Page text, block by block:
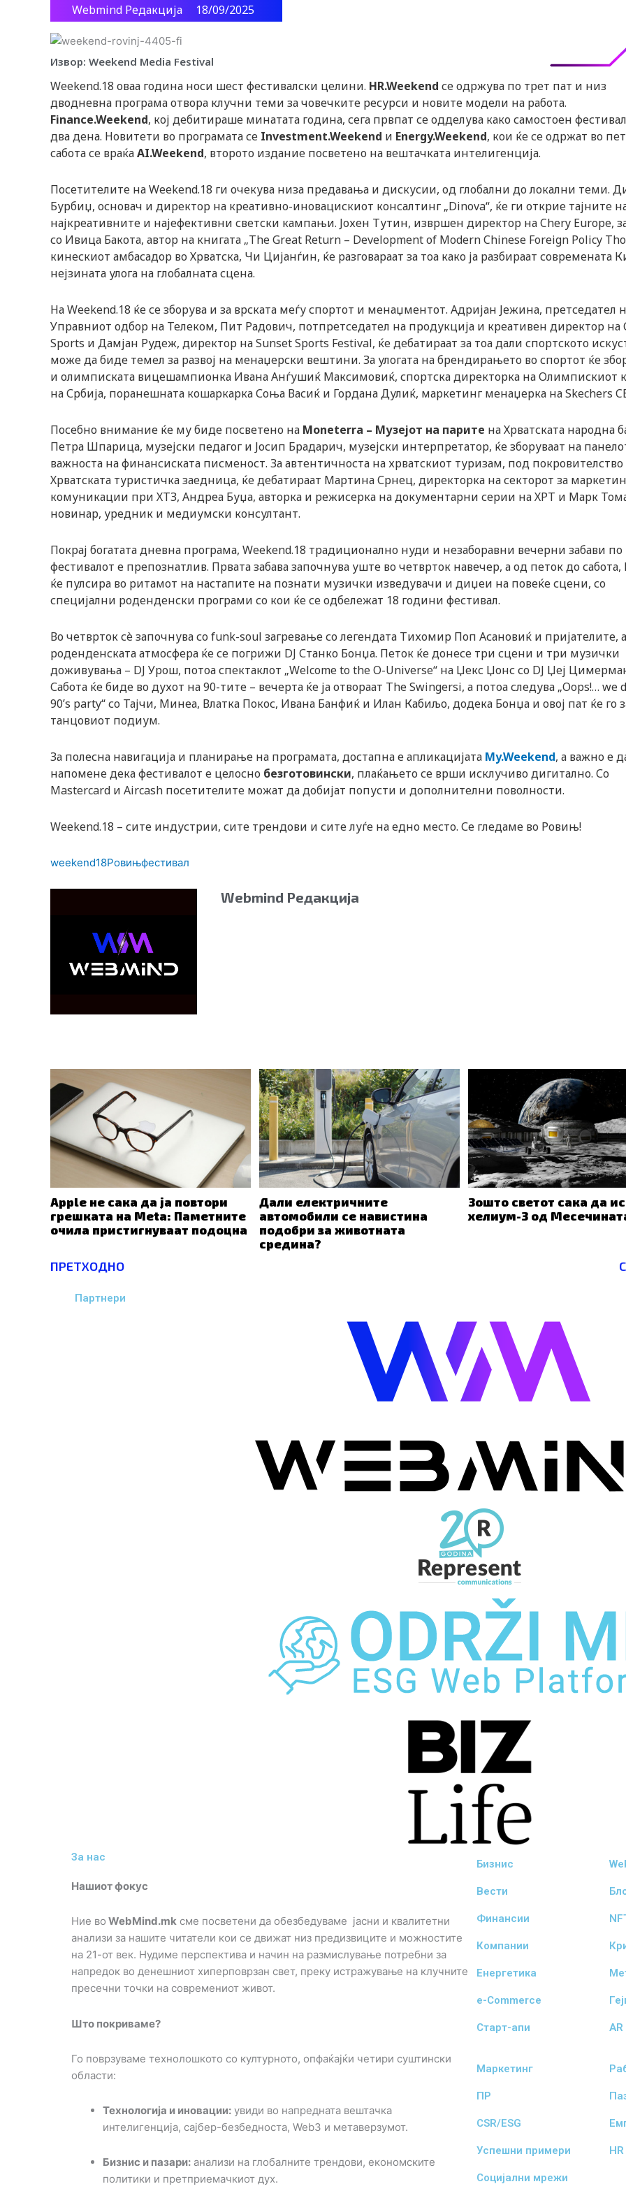
Webmind Редакција 18/09/2025
Извор: Weekend Media Festival
Weekend.18 оваа година носи шест фестивалски целини. HR.Weekend се одржува по трет пат и низ
дводневна програма отвора клучни теми за човечките ресурси и новите модели на работа.
Finance.Weekend, кој дебитираше минатата година, сега првпат се одделува како самостоен
два дена. Новитети во програмата се Investment.Weekend и Energy.Weekend, кои ќе се одржат во
сабота се враќаAI.Weekend, второто издание посветено на вештачката интелигенција.
Посетителите на Weekend.18 ги очекува низа предавања и дискусии, од глобални до локални теми.
Бурбиџ, основач и директор на креативно-иновацискиот консалтинг „Dinova“, ќе ги открие тајните
најкреативните и најефективни светски кампањи. Јохен Тутин, извршен директор на Chery Europe,
со Ивица Бакота, автор на книгата „The Great Return – Development of Modern Chinese Foreign Policy
кинескиот амбасадор во Хрватска, Чи Цијанѓин, ќе разговараат за тоа како ја разбираат современата
нејзината улога на глобалната сцена.
На Weekend.18 ќе се зборува и за врската меѓу спортот и менаџментот. Адријан Јежина, претседател
Управниот одбор на Телеком, Пит Радович, потпретседател на продукција и креативен директор на
Sports и Дамјан Рудеж, директор на Sunset Sports Festival, ќе дебатираат за тоа дали спортското
може да биде темел за развој на менаџерски вештини. За улогата на брендирањето во спортот ќе
и олимписката вицешампионка Ивана Анѓушиќ Максимовиќ, спортска директорка на Олимпискиот
на Србија, поранешната кошаркарка Соња Васиќ и Гордана Дулиќ, маркетинг менаџерка на Skechers
Посебно внимание ќе му биде посветено на Moneterra – Музејот на парите на Хрватската народна
Петра Шпарица, музејски педагог и Јосип Брадарич, музејски интерпретатор, ќе зборуваат на
важноста на финансиската писменост. За автентичноста на хрватскиот туризам, под покровителство
Хрватската туристичка заедница, ќе дебатираат Мартина Срнец, директорка на секторот за
комуникации при ХТЗ, Андреа Буџа, авторка и режисерка на документарни серии на ХРТ и Марк
новинар, уредник и медиумски консултант.
Покрај богатата дневна програма, Weekend.18 традиционално нуди и незаборавни вечерни забави по
фестивалот е препознатлив. Првата забава започнува уште во четврток навечер, а од петок до
ќе пулсира во ритамот на настапите на познати музички изведувачи и диџеи на повеќе сцени, со
специјални роденденски програми со кои ќе се одбележат 18 години фестивал.
Во четврток сè започнува со funk-soul загревање со легендата Тихомир Поп Асановиќ и пријателите,
роденденската атмосфера ќе се погрижи DJ Станко Бонџа. Петок ќе донесе три сцени и три музички
доживувања – DJ Урош, потоа спектаклот „Welcome to the O-Universe“ на Џекс Џонс со DJ Џеј
Сабота ќе биде во духот на 90-тите – вечерта ќе ја отвораат The Swingersi, а потоа следува „Oops!… we
90’s party“ со Тајчи, Минеа, Влатка Покос, Ивана Банфиќ и Илан Кабиљо, додека Бонџа и овој пат ќе го
танцовиот подиум.
За полесна навигација и планирање на програмата, достапна е апликацијата My.Weekend, а важно е
напомене дека фестивалот е целосно безготовински, плаќањето се врши исклучиво дигитално. Со
Mastercard и Aircash посетителите можат да добијат попусти и дополнителни поволности.
Weekend.18 – сите индустрии, сите трендови и сите луѓе на едно место. Се гледаме во Ровињ!
weekend18Ровињфестивал
Webmind Редакција
Apple не сака да ја повтори
грешката на Meta: Паметните
очила пристигнуваат подоцна
Дали електричните
автомобили се навистина
подобри за животната
средина?
Зошто светот сака да
хелиум-3 од
Prev
ПРЕТХОДНО
Партнери
За нас
Нашиот фокус
Ние во WebMind.mk сме посветени да обезбедуваме јасни и квалитетни
анализи за нашите читатели кои се движат низ предизвиците и можностите
на 21-от век. Нудиме перспектива и начин на размислување потребни за
напредок во денешниот хиперповрзан свет, преку истражување на клучните
пресечни точки на современиот живот.
Што покриваме?
Го поврзуваме технолошкото со културното, опфаќајќи четири суштински
области:
Технологија и иновации: увиди во напредната вештачка
интелигенција, сајбер-безбедноста, Web3 и метаверзумот.
Бизнис и пазари: анализи на глобалните трендови, економските
политики и претприемачкиот дух.
Бизнис
Вести
Финансии
Компании
Енергетика
e-Commerce
Старт-апи
Маркетинг
ПР
CSR/ESG
Успешни примери
Социјални мрежи
AR
HR